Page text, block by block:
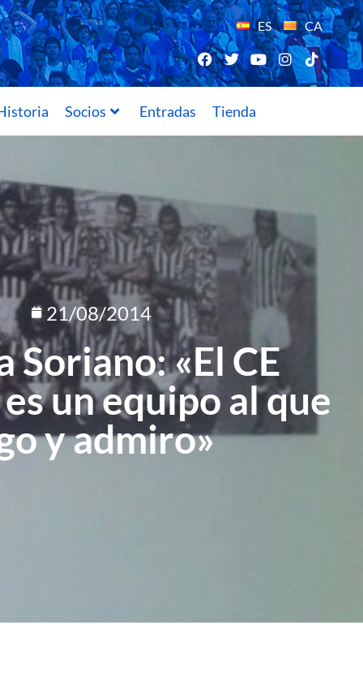
ES CA
Socios Entradas Tienda
21/08/2014
Soriano: «El CE
un equipo al que
y admiro»